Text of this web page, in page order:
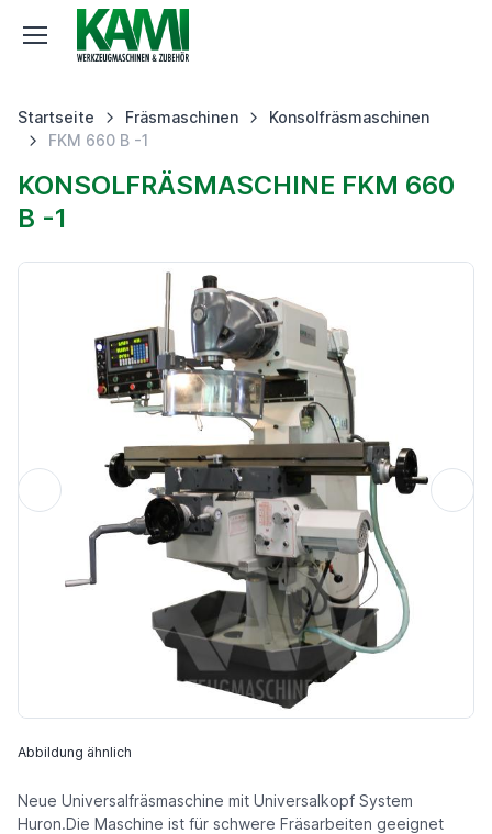
Startseite Fräsmaschinen
Konsolfräsmaschinen
FKM 660 B -1
KONSOLFRÄSMASCHINE FKM 660
B -1
Abbildung ähnlich
Neue Universalfräsmaschine mit Universalkopf System
Huron.Die Maschine ist für schwere Fräsarbeiten geeignet